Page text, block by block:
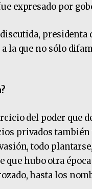
expresado por
presidenta
la que no sólo
del poder que
privados
todo
que hubo otra
hasta los